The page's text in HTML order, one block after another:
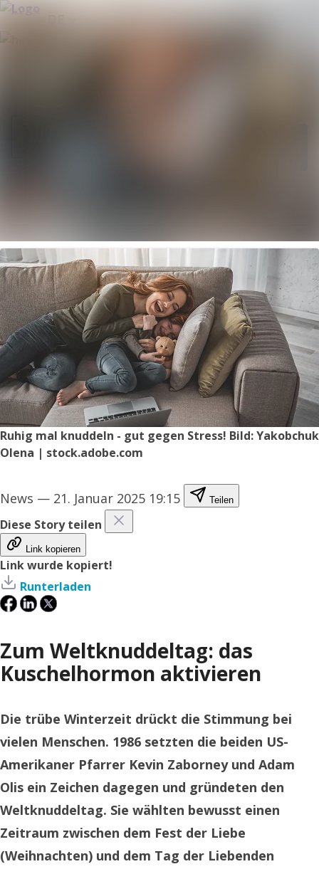
Ruhig mal knuddeln - gut gegen Stress! Bild: Yakobchuk
Olena | stock.adobe.com
News — 21. Januar 2025 19:15 Teilen
Diese Story teilen
Link kopieren
Link wurde kopiert!
Runterladen
Zum Weltknuddeltag: das
Kuschelhormon aktivieren
Die trübe Winterzeit drückt die Stimmung bei
vielen Menschen. 1986 setzten die beiden US-
Amerikaner Pfarrer Kevin Zaborney und Adam
Olis ein Zeichen dagegen und gründeten den
Weltknuddeltag. Sie wählten bewusst einen
Zeitraum zwischen dem Fest der Liebe
(Weihnachten) und dem Tag der Liebenden